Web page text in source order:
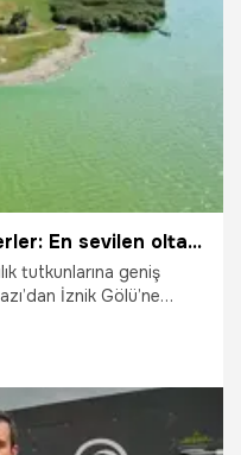
Bursa’da balık tutulacak yerler: En sevilen olta rotaları
tutkunlarına geniş
İznik Gölü’ne